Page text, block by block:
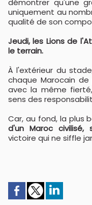
démontrer qu'une
uniquement au
qualité de son
Jeudi, les Lions de
le terrain.
À l'extérieur du
chaque Marocain
avec la même
sens des
Car, au fond, la plus
d'un Maroc civilisé,
victoire qui ne siffle